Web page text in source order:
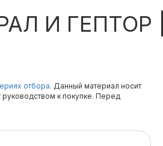
И
отбора. Данный материал носит
руководством к покупке. Перед